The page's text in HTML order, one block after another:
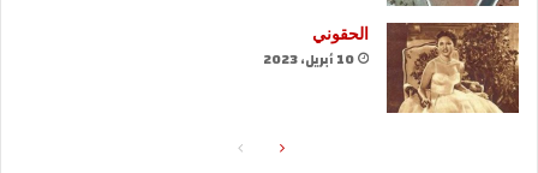
الحقوني
10 أبريل، 2023
الصفحةالصفحة